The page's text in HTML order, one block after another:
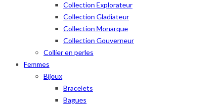
Collection Explorateur
Collection Gladiateur
Collection Monarque
Collection Gouverneur
Collier en perles
Femmes
Bijoux
Bracelets
Bagues